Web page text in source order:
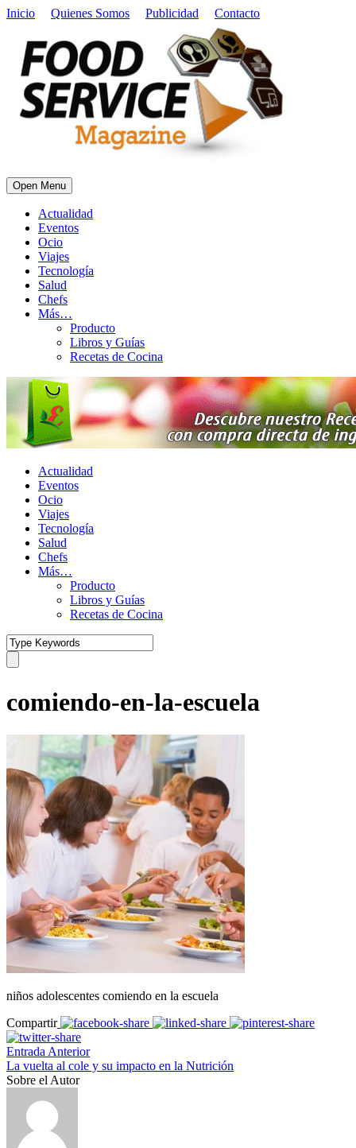
Inicio Quienes Somos Publicidad Contacto
Open Menu
Actualidad
Eventos
Ocio
Viajes
Tecnología
Salud
Chefs
Más…
Producto
Libros y Guías
Recetas de Cocina
Actualidad
Eventos
Ocio
Viajes
Tecnología
Salud
Chefs
Más…
Producto
Libros y Guías
Recetas de Cocina
comiendo-en-la-escuela
niños adolescentes comiendo en la escuela
Compartir
Entrada Anterior
La vuelta al cole y su impacto en la Nutrición
Sobre el Autor